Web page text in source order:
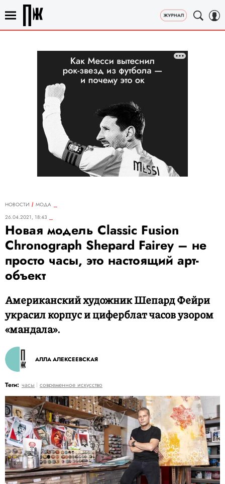
НОВОСТИ
МОДА
26.04.2021, 18:43
Новая модель Classic Fusion
Chronograph Shepard Fairey – не
просто часы, это настоящий арт-
объект
Американский художник Шепард Фейри
украсил корпус и циферблат часов узором
«мандала».
АЛЛА АЛЕКСЕЕВСКАЯ
Теги: часы современное искусство